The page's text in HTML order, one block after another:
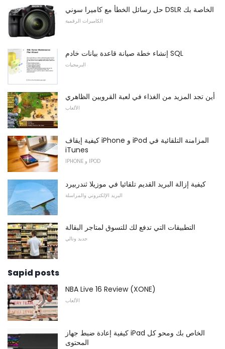
حل رسائل الخطأ مع كاميرا سوني DSLR الخاصة بك
الكاميرات الرقمية
إنشاء خطة صيانة قاعدة بيانات خادم SQL
البرمجيات
أين تجد المزيد من الغذاء في لعبة القرويين الظاهري
الألعاب
كيفية إيقاف iPhone و iPod المزامنة التلقائية في
iTunes
IPHONE و IPOD
كيفية إزالة البريد القديم تلقائيا في موزيلا ثندربيرد
البريد الإلكتروني والمراسلة
التطبيقات التي تدفع لك للتسوق لمتاجر البقالة
جديد وتالي
Sapid posts
NBA Live 16 Review (XONE)
الألعاب
كيفية إعادة ضبط جهاز iPad الخاص بك ومحو كل
المحتوى